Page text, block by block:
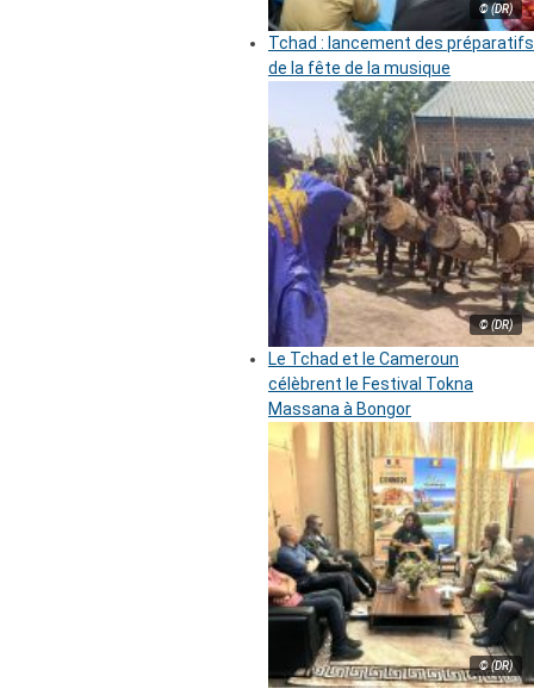
© (DR)
Tchad : lancement des préparatifs
de la fête de la musique
© (DR)
Le Tchad et le Cameroun
célèbrent le Festival Tokna
Massana à Bongor
© (DR)